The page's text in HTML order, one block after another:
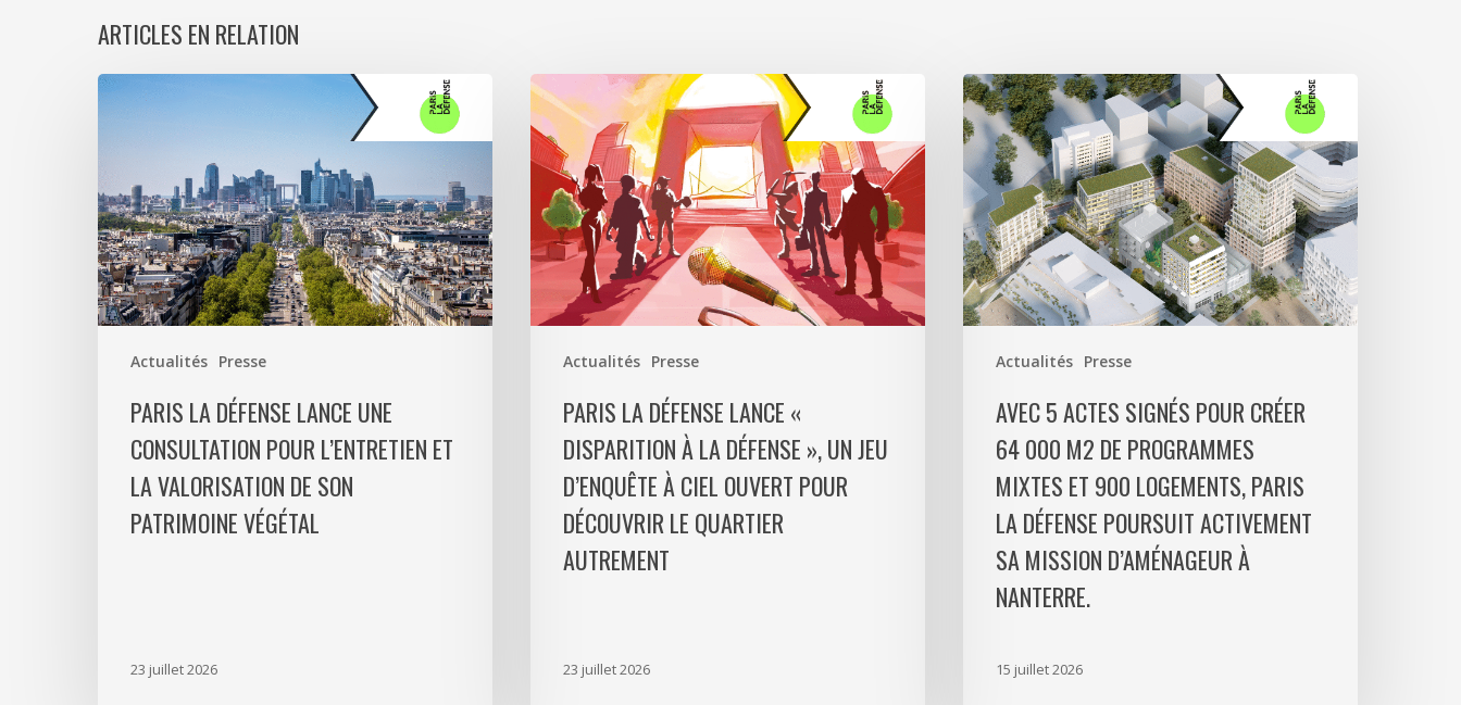
ARTICLES EN RELATION
Actualités Presse
Paris
La
Défense
une
consultation
pour
l’entretien
et
valorisation
patrimoine
végétal
PARIS LA DÉFENSE LANCE UNE
CONSULTATION POUR L’ENTRETIEN ET
LA VALORISATION DE SON
PATRIMOINE VÉGÉTAL
23 juillet 2026
Actualités Presse
Paris
La
Défense
lance
Disparition
à
Défense
d’enquête
ouvert
découvrir
PARIS LA DÉFENSE LANCE «
DISPARITION À LA DÉFENSE », UN JEU
D’ENQUÊTE À CIEL OUVERT POUR
DÉCOUVRIR LE QUARTIER
AUTREMENT
23 juillet 2026
Actualités Presse
Avec
5
actes
signés
pour
créer
64
000
m2
programmes
logements,
Paris
Défense
poursuit
mission
AVEC 5 ACTES SIGNÉS POUR CRÉER
64 000 M2 DE PROGRAMMES
MIXTES ET 900 LOGEMENTS, PARIS
LA DÉFENSE POURSUIT ACTIVEMENT
SA MISSION D’AMÉNAGEUR À
NANTERRE.
15 juillet 2026